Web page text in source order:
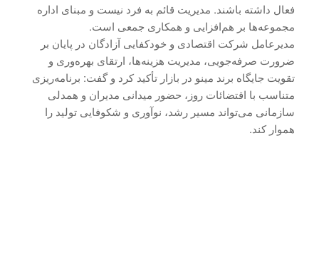
فعال داشته باشند. مدیریت قائم به فرد نیست و مبنای اداره
مجموعه‌ها بر هم‌افزایی و همکاری جمعی است.
مدیرعامل شرکت اقتصادی و خودکفایی آزادگان در پایان بر
ضرورت صرفه‌جویی، مدیریت هزینه‌ها، ارتقای بهره‌وری و
تقویت جایگاه برند مینو در بازار تأکید کرد و گفت: برنامه‌ریزی
متناسب با اقتضائات روز، حضور میدانی مدیران و همدلی
سازمانی می‌تواند مسیر رشد، نوآوری و شکوفایی تولید را
هموار کند.